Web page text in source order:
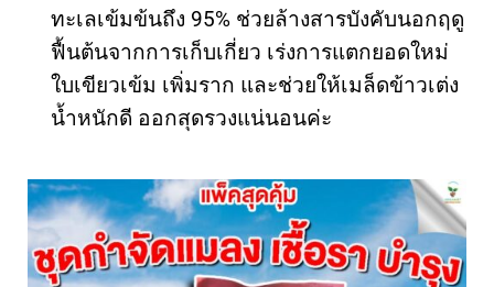
ทะเลเข้มข้นถึง 95% ช่วยล้างสารบังคับนอกฤดู
ฟื้นต้นจากการเก็บเกี่ยว เร่งการแตกยอดใหม่
ใบเขียวเข้ม เพิ่มราก และช่วยให้เมล็ดข้าวเต่ง
น้ำหนักดี ออกสุดรวงแน่นอนค่ะ